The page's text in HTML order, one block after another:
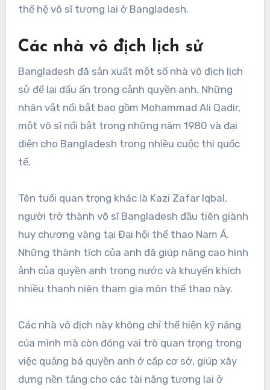
thế hệ võ sĩ tương lai ở Bangladesh.
Các nhà vô địch lịch sử
Bangladesh đã sản xuất một số nhà vô địch lịch
sử để lại dấu ấn trong cảnh quyền anh. Những
nhân vật nổi bật bao gồm Mohammad Ali Qadir,
một võ sĩ nổi bật trong những năm 1980 và đại
diện cho Bangladesh trong nhiều cuộc thi quốc
tế.
Tên tuổi quan trọng khác là Kazi Zafar Iqbal,
người trở thành võ sĩ Bangladesh đầu tiên giành
huy chương vàng tại Đại hội thể thao Nam Á.
Những thành tích của anh đã giúp nâng cao hình
ảnh của quyền anh trong nước và khuyến khích
nhiều thanh niên tham gia môn thể thao này.
Các nhà vô địch này không chỉ thể hiện kỹ năng
của mình mà còn đóng vai trò quan trọng trong
việc quảng bá quyền anh ở cấp cơ sở, giúp xây
dựng nền tảng cho các tài năng tương lai ở